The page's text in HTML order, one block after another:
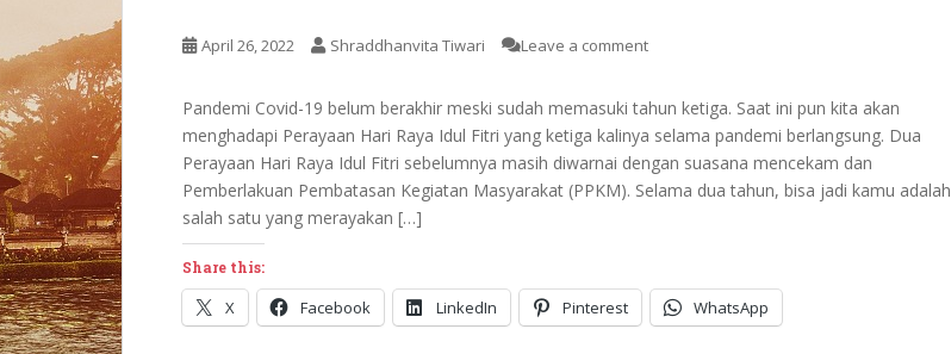
April 26, 2022 Shraddhanvita Tiwari Leave a comment
Pandemi Covid-19 belum berakhir meski sudah memasuki tahun ketiga. Saat ini pun kita akan
menghadapi Perayaan Hari Raya Idul Fitri yang ketiga kalinya selama pandemi berlangsung. Dua
Perayaan Hari Raya Idul Fitri sebelumnya masih diwarnai dengan suasana mencekam dan
Pemberlakuan Pembatasan Kegiatan Masyarakat (PPKM). Selama dua tahun, bisa jadi kamu adalah
salah satu yang merayakan […]
Share this:
X Facebook LinkedIn Pinterest WhatsApp